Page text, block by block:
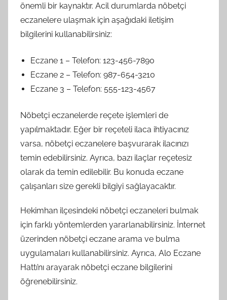
önemli bir kaynaktır. Acil durumlarda nöbetçi
eczanelere ulaşmak için aşağıdaki iletişim
bilgilerini kullanabilirsiniz:
Eczane 1 – Telefon: 123-456-7890
Eczane 2 – Telefon: 987-654-3210
Eczane 3 – Telefon: 555-123-4567
Nöbetçi eczanelerde reçete işlemleri de
yapılmaktadır. Eğer bir reçeteli ilaca ihtiyacınız
varsa, nöbetçi eczanelere başvurarak ilacınızı
temin edebilirsiniz. Ayrıca, bazı ilaçlar reçetesiz
olarak da temin edilebilir. Bu konuda eczane
çalışanları size gerekli bilgiyi sağlayacaktır.
Hekimhan ilçesindeki nöbetçi eczaneleri bulmak
için farklı yöntemlerden yararlanabilirsiniz. İnternet
üzerinden nöbetçi eczane arama ve bulma
uygulamaları kullanabilirsiniz. Ayrıca, Alo Eczane
Hattı’nı arayarak nöbetçi eczane bilgilerini
öğrenebilirsiniz.